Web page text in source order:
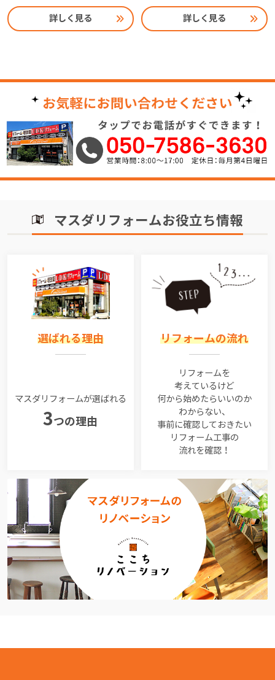
詳しく見る 詳しく見る
マスダリフォームお役立ち情報
選ばれる理由
マスダリフォームが選ばれる
3つの理由
リフォームの流れ
リフォームを
考えているけど
何から始めたらいいのか
わからない、
事前に確認しておきたい
リフォーム工事の
流れを確認！